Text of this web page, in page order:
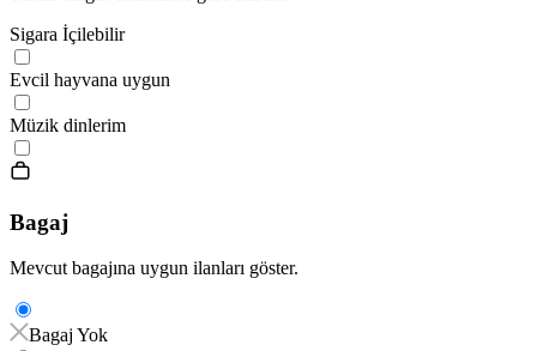
Sigara İçilebilir
Evcil hayvana uygun
Müzik dinlerim
Bagaj
Mevcut bagajına uygun ilanları göster.
Bagaj Yok